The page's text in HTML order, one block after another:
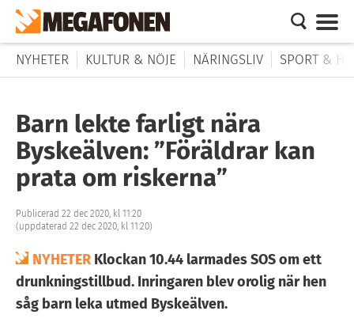
NYHETER KULTUR & NÖJE NÄRINGSLIV SPORT &
Barn lekte farligt nära
Byskeälven: ”Föräldrar kan
prata om riskerna”
Publicerad 22 dec 2020, kl 11:20
(uppdaterad 22 dec 2020, kl 11:20)
NYHETER Klockan 10.44 larmades SOS om ett
drunkningstillbud. Inringaren blev orolig när hen
såg barn leka utmed Byskeälven.